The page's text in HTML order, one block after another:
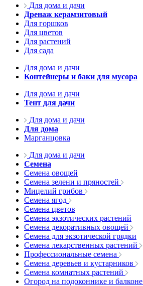
Для дома и дачи
Дренаж керамзитовый
Для горшков
Для цветов
Для растений
Для сада
Для дома и дачи
Контейнеры и баки для мусора
Для дома и дачи
Тент для дачи
Для дома и дачи
Для дома
Марганцовка
Для дома и дачи
Семена
Семена овощей
Семена зелени и пряностей
Мицелий грибов
Семена ягод
Семена цветов
Семена экзотических растений
Семена декоративных овощей
Семена для экзотической грядки
Семена лекарственных растений
Профессиональные семена
Семена деревьев и кустарников
Семена комнатных растений
Огород на подоконнике и балконе